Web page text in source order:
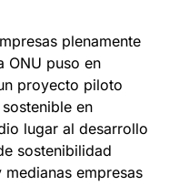
plenamente
ONU puso en
proyecto piloto
en
lugar al desarrollo
sostenibilidad
empresas